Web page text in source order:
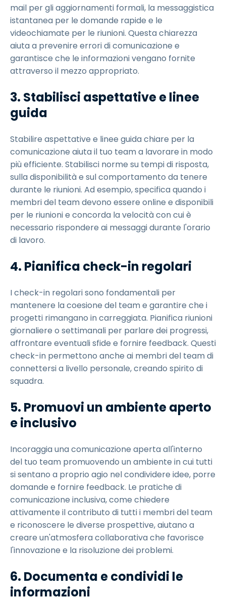
mail per gli aggiornamenti formali, la messaggistica
istantanea per le domande rapide e le
videochiamate per le riunioni. Questa chiarezza
aiuta a prevenire errori di comunicazione e
garantisce che le informazioni vengano fornite
attraverso il mezzo appropriato.
3. Stabilisci aspettative e linee
guida
Stabilire aspettative e linee guida chiare per la
comunicazione aiuta il tuo team a lavorare in modo
più efficiente. Stabilisci norme su tempi di risposta,
sulla disponibilità e sul comportamento da tenere
durante le riunioni. Ad esempio, specifica quando i
membri del team devono essere online e disponibili
per le riunioni e concorda la velocità con cui è
necessario rispondere ai messaggi durante l'orario
di lavoro.
4. Pianifica check-in regolari
I check-in regolari sono fondamentali per
mantenere la coesione del team e garantire che i
progetti rimangano in carreggiata. Pianifica riunioni
giornaliere o settimanali per parlare dei progressi,
affrontare eventuali sfide e fornire feedback. Questi
check-in permettono anche ai membri del team di
connettersi a livello personale, creando spirito di
squadra.
5. Promuovi un ambiente aperto
e inclusivo
Incoraggia una comunicazione aperta all'interno
del tuo team promuovendo un ambiente in cui tutti
si sentano a proprio agio nel condividere idee, porre
domande e fornire feedback. Le pratiche di
comunicazione inclusiva, come chiedere
attivamente il contributo di tutti i membri del team
e riconoscere le diverse prospettive, aiutano a
creare un'atmosfera collaborativa che favorisce
l'innovazione e la risoluzione dei problemi.
6. Documenta e condividi le
informazioni